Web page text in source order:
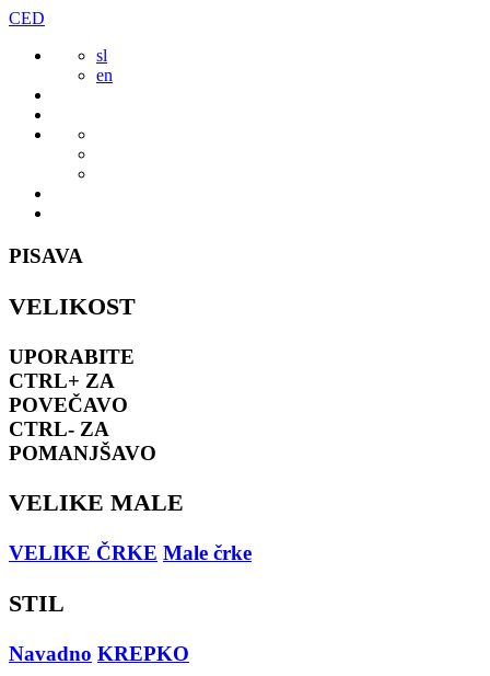
Preskoči
vsebine
CED
sl
en
PISAVA
VELIKOST
UPORABITE
CTRL+ ZA
POVEČAVO
CTRL- ZA
POMANJŠAVO
VELIKE MALE
VELIKE ČRKE Male črke
STIL
Navadno KREPKO